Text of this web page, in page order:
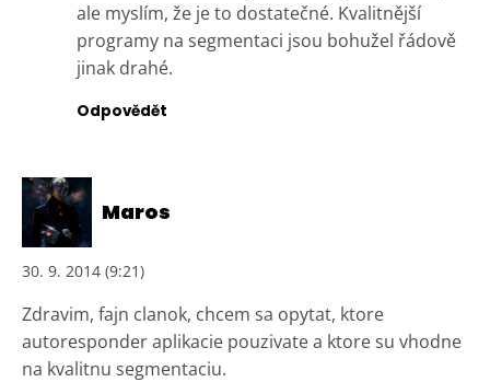
ale myslím, že je to dostatečné. Kvalitnější
programy na segmentaci jsou bohužel řádově
jinak drahé.
Odpovědět
Maros
30. 9. 2014 (9:21)
Zdravim, fajn clanok, chcem sa opytat, ktore
autoresponder aplikacie pouzivate a ktore su vhodne
na kvalitnu segmentaciu.